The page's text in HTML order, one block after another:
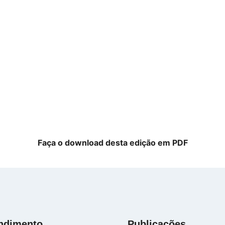
Faça o download desta edição em PDF